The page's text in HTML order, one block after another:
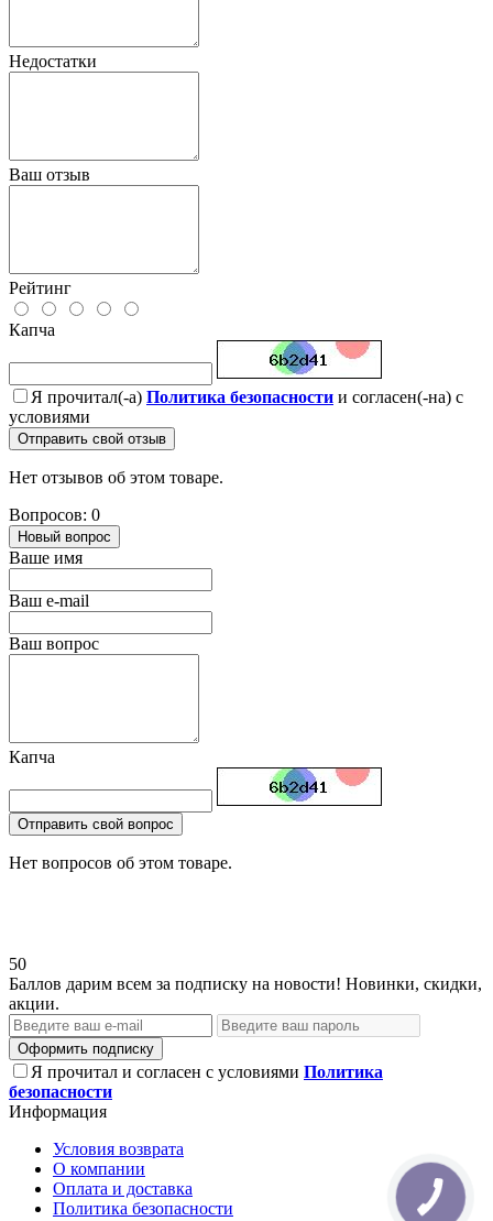
Недостатки
Ваш отзыв
Рейтинг
Капча
Я прочитал(-а) Политика безопасности и согласен(-на) с
условиями
Отправить свой отзыв
Нет отзывов об этом товаре.
Вопросов: 0
Новый вопрос
Ваше имя
Ваш e-mail
Ваш вопрос
Капча
Отправить свой вопрос
Нет вопросов об этом товаре.
50
Баллов дарим всем за подписку на новости! Новинки, скидки,
акции.
Оформить подписку
Я прочитал и согласен с условиями Политика
безопасности
Информация
Условия возврата
О компании
Оплата и доставка
Политика безопасности